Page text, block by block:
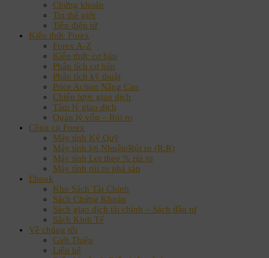
Chứng khoán
Tin thế giới
Tiền điện tử
Kiến thức Forex
Forex A-Z
Kiến thức cơ bản
Phân tích cơ bản
Phân tích kỹ thuật
Price Action Nâng Cao
Chiến lược giao dịch
Tâm lý giao dịch
Quản lý vốn – Rủi ro
Công cụ Forex
Máy tính Ký Quỹ
Máy tính lợi Nhuận/Rủi ro (R:R)
Máy tính Lot theo % rủi ro
Máy tính rủi ro phá sản
Ebook
Kho Sách Tài Chính
Sách Chứng Khoán
Sách giao dịch tài chính – Sách đầu tư
Sách Kinh Tế
Về chúng tôi
Giới Thiệu
Liên hệ